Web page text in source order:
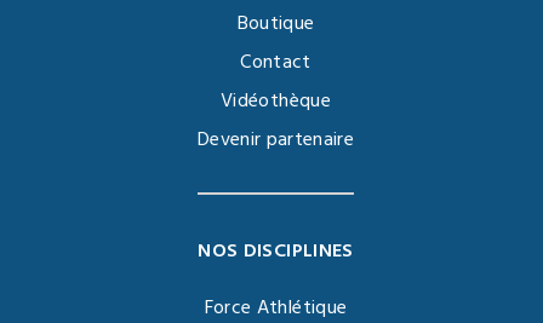
Boutique
Contact
Vidéothèque
Devenir partenaire
NOS DISCIPLINES
Force Athlétique